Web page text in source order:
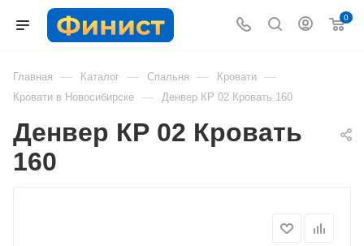
0
Главная — Каталог — Спальня — Кровати —
Кровати в Новосибирске — Денвер КР 02 Кровать 160
Денвер КР 02 Кровать
160